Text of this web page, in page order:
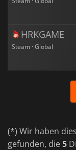
HRKGAME
Steam · Global
(*) Wir haben
gefunden, die5